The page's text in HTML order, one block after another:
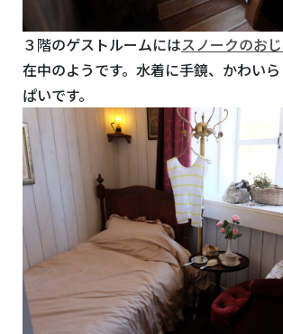
３階のゲストルームにはスノークのお
在中のようです。水着に手鏡、かわい
ぱいです。